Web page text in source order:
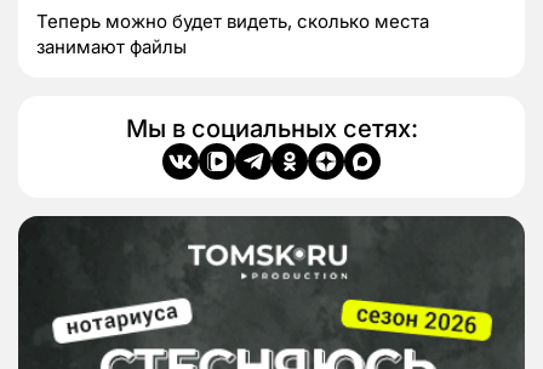
Теперь можно будет видеть, сколько места
занимают файлы
Мы в социальных сетях: